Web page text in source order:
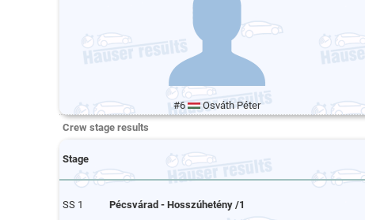
#6 Osváth Péter
Crew stage results
Stage
SS 1 Pécsvárad - Hosszúhetény /1